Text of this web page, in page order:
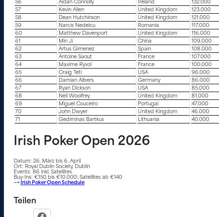
56
Aidan Connolly Ireland 132.000
57
Kevin Allen United Kingdom 123.000
58
Dean Hutchinson United Kingdom 121.000
59
Narcis Nedelcu Romania 117.000
60
Matthew Davenport United Kingdom 116.000
61
Min Ji China 109.000
62
Artus Gimenez Spain 108.000
63
Antoine Saout France 107.000
64
Maxime Ryvol France 100.000
65
Craig Teti USA 96.000
66
Damian Albers Germany 86.000
67
Ryan Dickson USA 85.000
68
Neil Woolfrey United Kingdom 81.000
69
Miguel Couceiro Portugal 47.000
70
John Dwyer United Kingdom 46.000
71
Gediminas Bartkus Lithuania 40.000
Irish Poker Open 2026
Datum: 26. März bis 6. April
Ort: Royal Dublin Society, Dublin
Events: 86 inkl. Satellites
Buy-Ins: €150 bis €10.000; Satellites ab €140
—> Irish Poker Open Schedule
Teilen